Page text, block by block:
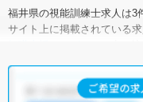
福井県の視能訓練士求人は3
サイト上に掲載されている求
にお申し
福井県の視能訓練士求人で